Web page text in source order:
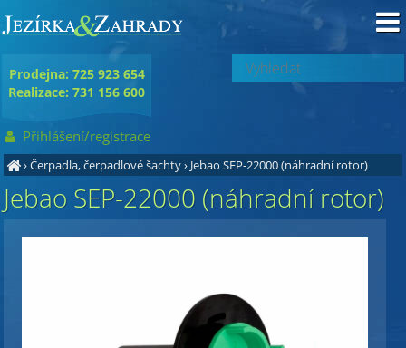
›Čerpadla, čerpadlové šachty› Jebao SEP-22000 (náhradní rotor)
Jebao SEP-22000 (náhradní rotor)
Prodejna: 725 923 654
Realizace: 731 156 600
Přihlášení/registrace